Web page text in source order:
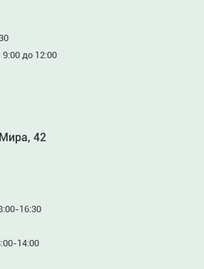
до 12:00
42
16:30
14:00